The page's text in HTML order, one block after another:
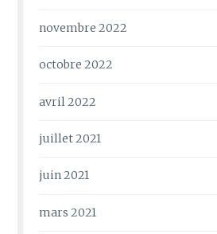
novembre 2022
octobre 2022
avril 2022
juillet 2021
juin 2021
mars 2021